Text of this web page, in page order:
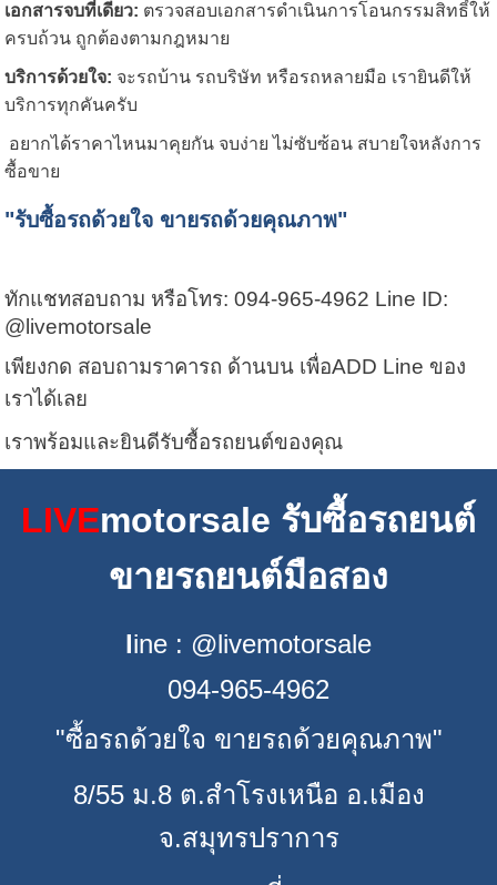
เอกสารจบที่เดียว: ตรวจสอบเอกสารดำเนินการโอนกรรมสิทธิ์ให้
ครบถ้วน ถูกต้องตามกฎหมาย
บริการด้วยใจ: จะรถบ้าน รถบริษัท หรือรถหลายมือ เรายินดีให้
บริการทุกคันครับ
อยากได้ราคาไหนมาคุยกัน จบง่าย ไม่ซับซ้อน สบายใจหลังการ
ซื้อขาย
"รับซื้อรถด้วยใจ ขายรถด้วยคุณภาพ"
ทักแชทสอบถาม หรือโทร: 094-965-4962 Line ID:
@livemotorsale
เพียงกด สอบถามราคารถ ด้านบน เพื่อADD Line ของ
เราได้เลย
เราพร้อมและยินดีรับซื้อรถยนต์ของคุณ
LIVEmotorsale รับซื้อรถยนต์
ขายรถยนต์มือสอง
line : @livemotorsale
094-965-4962
"ซื้อรถด้วยใจ ขายรถด้วยคุณภาพ"
8/55 ม.8 ต.สำโรงเหนือ อ.เมือง
จ.สมุทรปราการ